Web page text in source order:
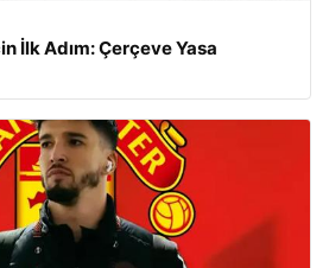
İlk Adım: Çerçeve Yasa